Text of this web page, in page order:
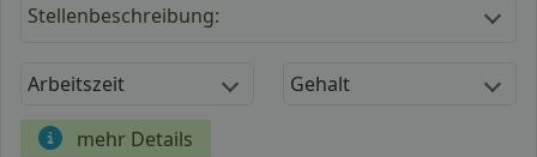
Stellenbeschreibung:
Arbeitszeit Gehalt
mehr Details